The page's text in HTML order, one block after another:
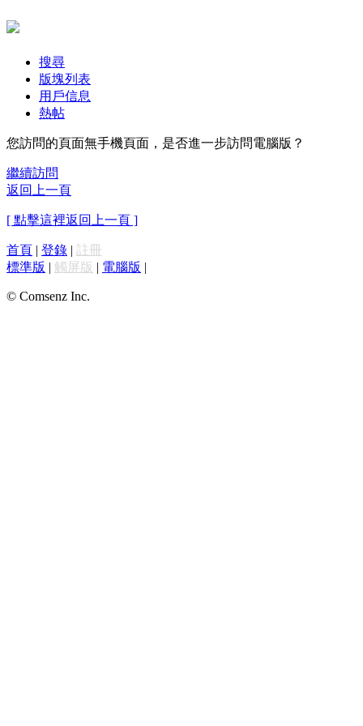
搜尋
版塊列表
用戶信息
熱帖
您訪問的頁面無手機頁面，是否進一步訪問電腦版？
繼續訪問
返回上一頁
[ 點擊這裡返回上一頁 ]
首頁 | 登錄 | 註冊
標準版 | 觸屏版 | 電腦版 |
© Comsenz Inc.